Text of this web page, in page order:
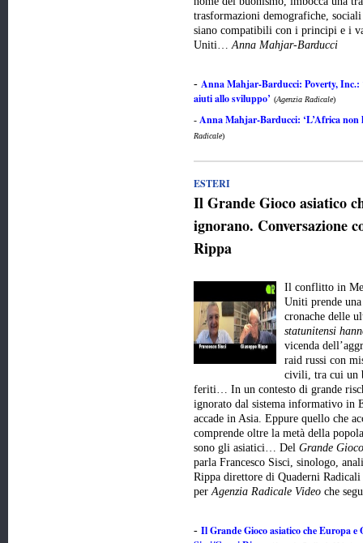
trasformazioni demografiche,
siano compatibili con i principi e i
Uniti…Anna Mahjar-Barducci
- Anna Mahjar-Barducci: Poverty, Inc.:
aiuti allo sviluppo’ (Agenzia Radicale)
- Anna Mahjar-Barducci: ‘L’Africa
Radicale)
ESTERI
Il Grande Gioco asiatico
ignorano. Conversazione
Rippa
Il conflitto in
Uniti prende
cronache delle
statunitensi
vicenda
raid russi con
civili, tra cui un
feriti… In un contesto di grande
ignorato dal sistema informativo in
accade in Asia. Eppure quello che
comprende oltre la metà della
sono gli asiatici… Del Grande
parla Francesco Sisci, sinologo,
Rippa direttore di Quaderni Radicali
perAgenzia Radicale Video che
- Il Grande Gioco asiatico che Europa e